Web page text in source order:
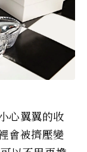
心翼翼的收
會被擠壓變